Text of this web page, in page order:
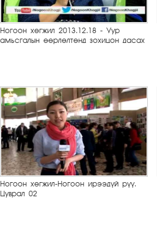
Ногоон хөгжил 2013.12.18 - Уур
амьсгалын өөрлөлтөнд зохицон дасах
Ногоон хөгжил-Ногоон ирээдүй рүү.
Цуврал 02